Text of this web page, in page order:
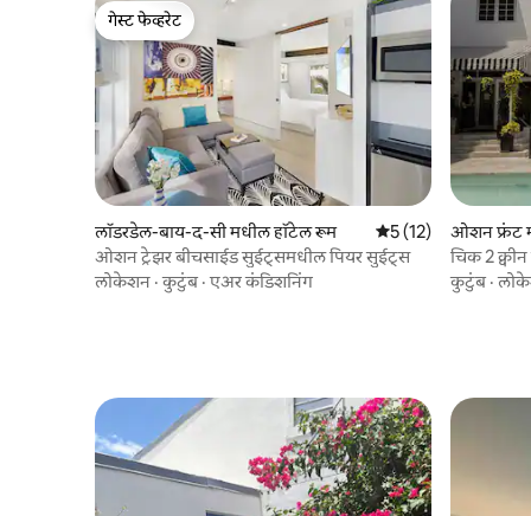
गेस्ट फेव्हरेट
गेस्ट फेव्हरेट
लॉडरडेल-बाय-द-सी मधील हॉटेल रूम 5 पैकी 5 सरासरी रेटिंग,
5 (12)
ओशन ट्रेझर बीचसाईड सुईट्समधील पियर सुईट्स
लोकेशन ·कुटुंब·एअर कंडिशनिंग
ओशन फ्रंट
चिक 2
कुटुंब·